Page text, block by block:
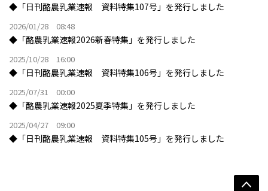
◆「日刊酪農乳業速報 資料特集107号」を発行しました
2026/01/28 08:48
◆「酪農乳業速報2026新春特集」を発行しました
2025/10/28 16:00
◆「日刊酪農乳業速報 資料特集106号」を発行しました
2025/07/31 00:00
◆「酪農乳業速報2025夏季特集」を発行しました
2025/04/27 09:00
◆「日刊酪農乳業速報 資料特集105号」を発行しました